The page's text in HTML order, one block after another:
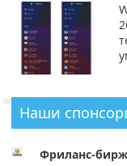
Наши
Фриланс-